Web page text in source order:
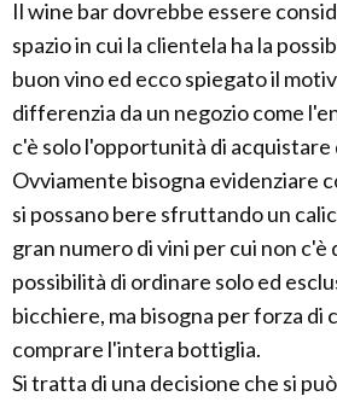
Il wine bar dovrebbe essere
spazio in cui la clientela ha la
buon vino ed ecco spiegato il
differenzia da un negozio come
c'è solo l'opportunità di acquistare
Ovviamente bisogna evidenziare
si possano bere sfruttando un
gran numero di vini per cui non c'è
possibilità di ordinare solo ed
bicchiere, ma bisogna per forza di
comprare l'intera bottiglia.
Si tratta di una decisione che si